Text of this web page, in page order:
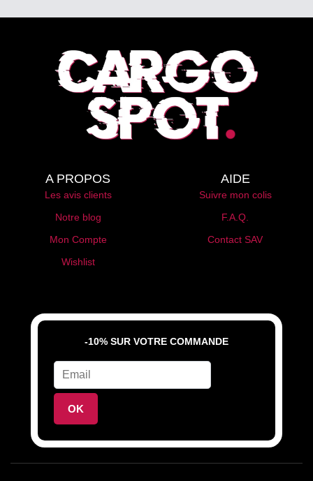
A PROPOS
Les avis clients
Notre blog
Mon Compte
Wishlist
AIDE
Suivre mon colis
F.A.Q.
Contact SAV
-10% SUR VOTRE COMMANDE
OK